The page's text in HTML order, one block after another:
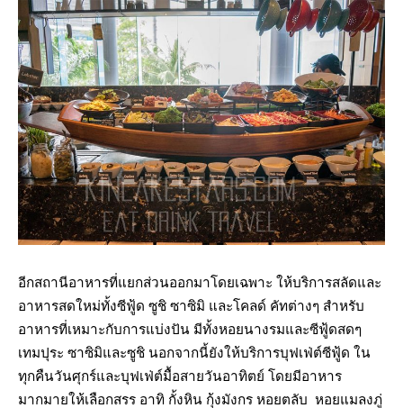
อีกสถานีอาหารที่แยกส่วนออกมาโดยเฉพาะ ให้บริการสลัดและ
อาหารสดใหม่ทั้งซีฟู้ด ซูชิ ซาซิมิ และโคลด์ คัทต่างๆ สำหรับ
อาหารที่เหมาะกับการแบ่งปัน มีทั้งหอยนางรมและซีฟู้ดสดๆ
เทมปุระ ซาซิมิและซูชิ นอกจากนี้ยังให้บริการบุฟเฟ่ต์ซีฟู้ด ใน
ทุกคืนวันศุกร์และบุฟเฟ่ต์มื้อสายวันอาทิตย์ โดยมีอาหาร
มากมายให้เลือกสรร อาทิ กั้งหิน กุ้งมังกร หอยตลับ หอยแมลงภู่